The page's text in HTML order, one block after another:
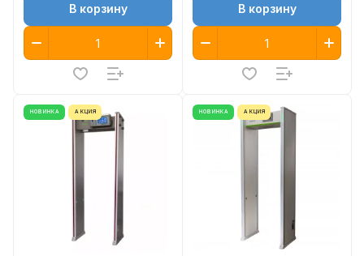
В корзину В корзину
НОВИНКА АКЦИЯ НОВИНКА АКЦИЯ